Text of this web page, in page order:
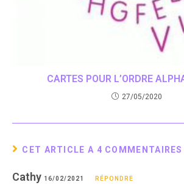
CARTES POUR L’ORDRE
27/05/2020
CET ARTICLE A 4 COMMENTAIRES
Cathy 16/02/2021 RÉPONDRE